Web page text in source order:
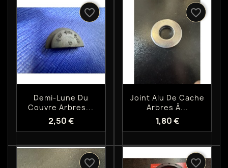
Aperçu rapide
Demi-Lune Du
Couvre Arbres...
2,50 €
favorite_border
Aperçu rapide
Joint Alu De Cache
Arbres À...
1,80 €
favorite_border
favorite_border favorite_border